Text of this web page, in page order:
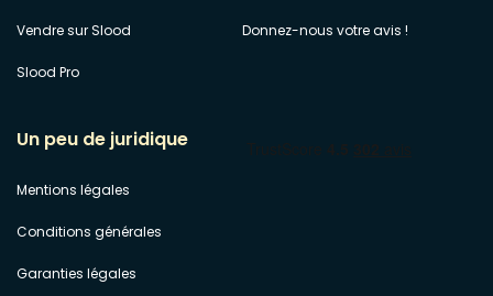
Vendre sur Slood
Slood Pro
Donnez-nous votre avis !
Un peu de juridique
Mentions légales
Conditions générales
Garanties légales